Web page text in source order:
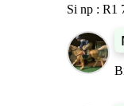
Si np : R1